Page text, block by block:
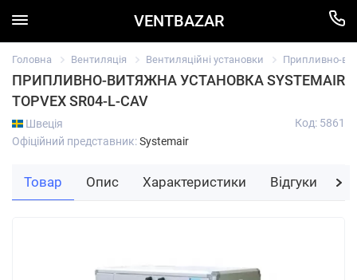
VENTBAZAR
Головна Вентиляція Вентиляційні установки Припливно-
ПРИПЛИВНО-ВИТЯЖНА УСТАНОВКА SYSTEMAIR
TOPVEX SR04-L-CAV
Швеція
Офіційний представник:Systemair
Код: 5861
Товар Опис Характеристики Відгуки